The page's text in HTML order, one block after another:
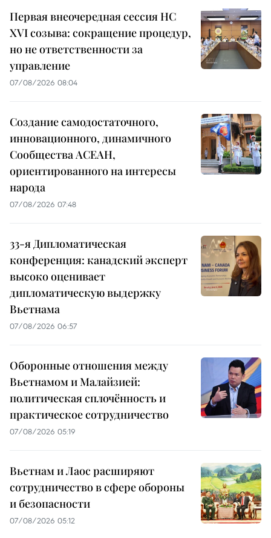
Первая внеочередная сессия НС
XVI созыва: сокращение процедур,
но не ответственности за
управление
07/08/2026 08:04
Создание самодостаточного,
инновационного, динамичного
Сообщества АСЕАН,
ориентированного на интересы
народа
07/08/2026 07:48
33-я Дипломатическая
конференция: канадский эксперт
высоко оценивает
дипломатическую выдержку
Вьетнама
07/08/2026 06:57
Оборонные отношения между
Вьетнамом и Малайзией:
политическая сплочённость и
практическое сотрудничество
07/08/2026 05:19
Вьетнам и Лаос расширяют
сотрудничество в сфере обороны
и безопасности
07/08/2026 05:12